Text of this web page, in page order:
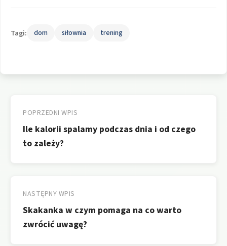
Tagi: dom siłownia trening
wpisu
POPRZEDNI WPIS
Ile kalorii spalamy podczas dnia i od czego
to zależy?
NASTĘPNY WPIS
Skakanka w czym pomaga na co warto
zwrócić uwagę?